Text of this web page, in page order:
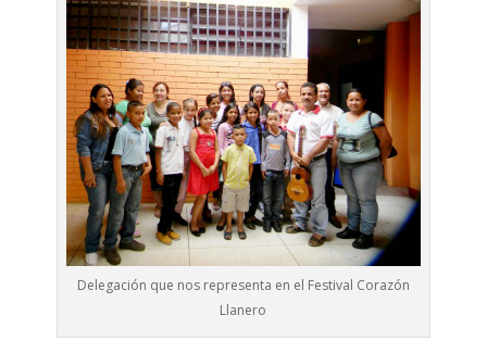
Delegación que nos representa en el Festival Corazón
Llanero